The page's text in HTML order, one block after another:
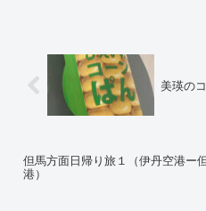
美瑛の
但馬方面日帰り旅１（伊丹空港ー
港）